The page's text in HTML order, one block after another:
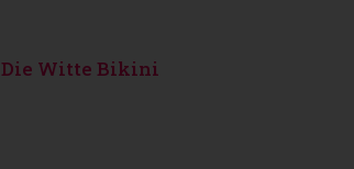
Die Witte Bikini